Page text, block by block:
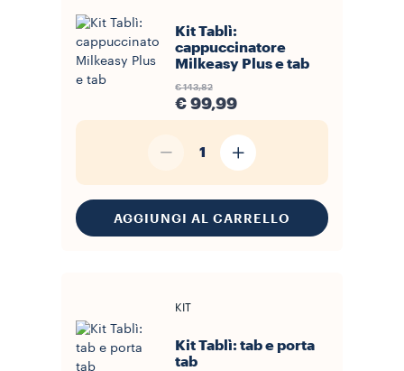
Kit Tablì:
cappuccinatore
Milkeasy Plus e tab
€ 143,82
€ 99,99
1
AGGIUNGI AL CARRELLO
KIT
Kit Tablì: tab e porta
tab